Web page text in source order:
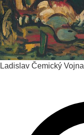
Ladislav Čemický Vojna